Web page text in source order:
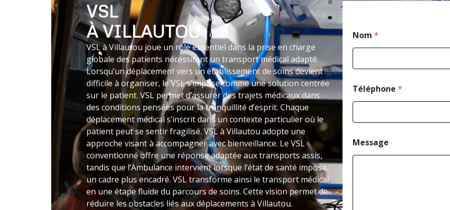
VSL
À VILLAUTOU
VSL à Villautou joue un rôle essentiel dans la prise en charge
globale des patients nécessitant un transport médical adapté.
Lorsqu’un déplacement vers un établissement de soins devient
difficile à organiser, le VSL s’impose comme une solution centrée
sur le patient. VSL permet d’assurer des trajets médicaux dans
des conditions pensées pour la tranquillité d’esprit. Chaque
déplacement médical s’inscrit dans un contexte particulier où le
patient peut se sentir fragilisé. VSL à Villautou adopte une
approche visant à accompagner avec bienveillance. Le VSL
conventionné offre une réponse adaptée aux transports assis,
tandis que l’Ambulance intervient lorsque l’état de santé impose
un cadre plus encadré. VSL transforme ainsi le transport médical
en une étape fluide du parcours de soins. Cette vision permet de
réduire les obstacles liés aux déplacements à Villautou.
Nom *
Téléphone *
Message